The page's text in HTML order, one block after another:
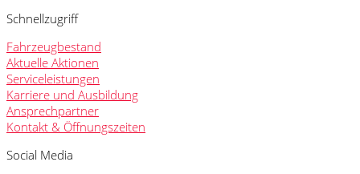
Schnellzugriff
Fahrzeugbestand
Aktuelle Aktionen
Serviceleistungen
Karriere und Ausbildung
Ansprechpartner
Kontakt & Öffnungszeiten
Social Media